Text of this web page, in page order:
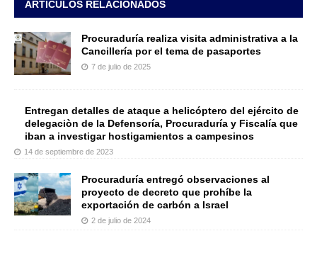
ARTÍCULOS RELACIONADOS
Procuraduría realiza visita administrativa a la
Cancillería por el tema de pasaportes
7 de julio de 2025
Entregan detalles de ataque a helicóptero del ejército de
delegaciòn de la Defensoría, Procuraduría y Fiscalía que
iban a investigar hostigamientos a campesinos
14 de septiembre de 2023
Procuraduría entregó observaciones al
proyecto de decreto que prohíbe la
exportación de carbón a Israel
2 de julio de 2024